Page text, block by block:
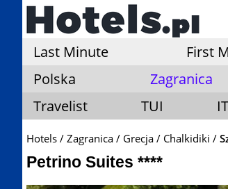
Last Minute First
Polska
Zagranica
Travelist
TUI
Hotels Zagranica Grecja Chalkidiki
Petrino Suites ****